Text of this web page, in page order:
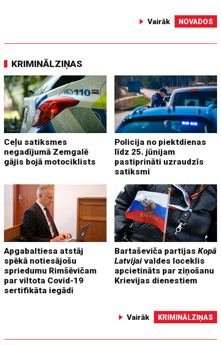
Vairāk NOVADOS
KRIMINĀLZIŅAS
Ceļu satiksmes
negadījumā Zemgalē
gājis bojā motociklists
Policija no piektdienas
līdz 25. jūnijam
pastiprināti uzraudzīs
satiksmi
Apgabaltiesa atstāj
spēkā notiesājošu
spriedumu Rimšēvičam
par viltota Covid-19
sertifikāta iegādi
Bartaševiča partijasKopā
Latvijai valdes loceklis
apcietināts par ziņošanu
Krievijas dienestiem
Vairāk KRIMINĀLZIŅAS